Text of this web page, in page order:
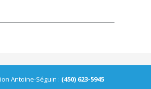
Antoine-Séguin : (450) 623-5945